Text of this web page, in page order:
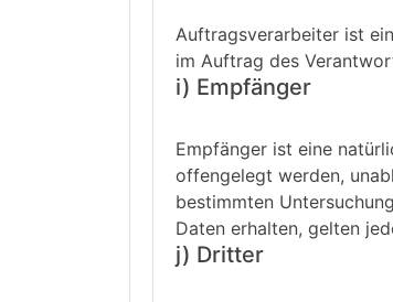
Auftragsverarbeiter ist
im Auftrag des
i) Empfänger
Empfänger ist eine
offengelegt werden,
bestimmten
Daten erhalten, gelten
j) Dritter